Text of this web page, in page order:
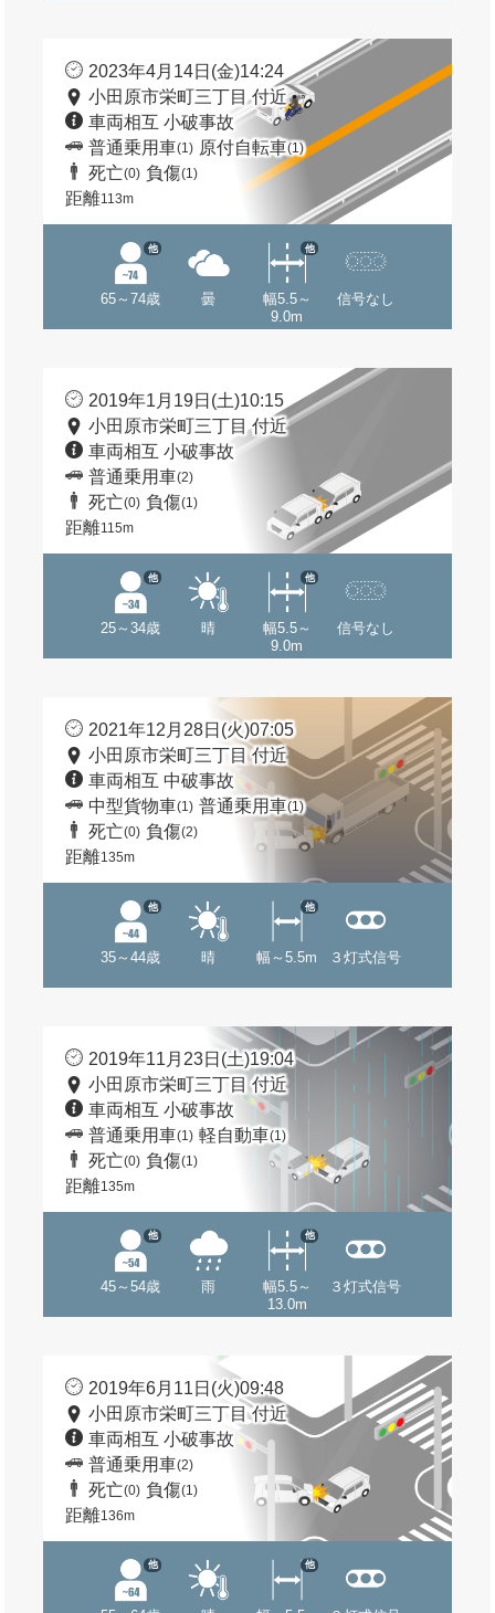
2023年4月14日(金)14:24
小田原市栄町三丁目 付近
車両相互 小破事故
普通乗用車(1) 原付自転車(1)
死亡(0) 負傷(1)
距離113m
65～74歳
他
曇
幅5.5～
9.0m
他
信号なし
2019年1月19日(土)10:15
小田原市栄町三丁目 付近
車両相互 小破事故
普通乗用車(2)
死亡(0) 負傷(1)
距離115m
25～34歳
他
晴
幅5.5～
9.0m
他
信号なし
2021年12月28日(火)07:05
小田原市栄町三丁目 付近
車両相互 中破事故
中型貨物車(1) 普通乗用車(1)
死亡(0) 負傷(2)
距離135m
35～44歳
他
晴 幅～5.5m
他
３灯式信号
2019年11月23日(土)19:04
小田原市栄町三丁目 付近
車両相互 小破事故
普通乗用車(1) 軽自動車(1)
死亡(0) 負傷(1)
距離135m
45～54歳
他
雨
幅5.5～
13.0m
他
３灯式信号
2019年6月11日(火)09:48
小田原市栄町三丁目 付近
車両相互 小破事故
普通乗用車(2)
死亡(0) 負傷(1)
距離136m
他 他